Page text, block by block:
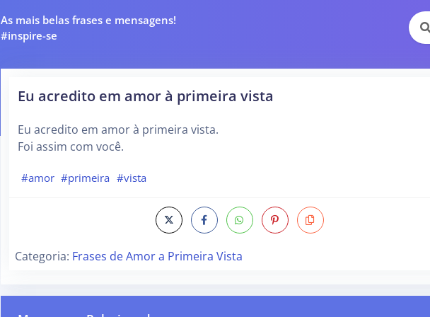
As mais belas frases e mensagens!
#inspire-se
Eu acredito em amor à primeira vista
Eu acredito em amor à primeira vista.
Foi assim com você.
#amor #primeira #vista
Categoria: Frases de Amor a Primeira Vista